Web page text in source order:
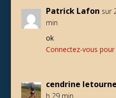
Patrick Lafon sur
min
ok
Connectez-vous
cendrine
h 29 min